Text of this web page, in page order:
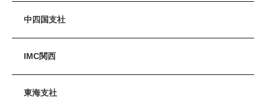
中四国支社
IMC関西
東海支社